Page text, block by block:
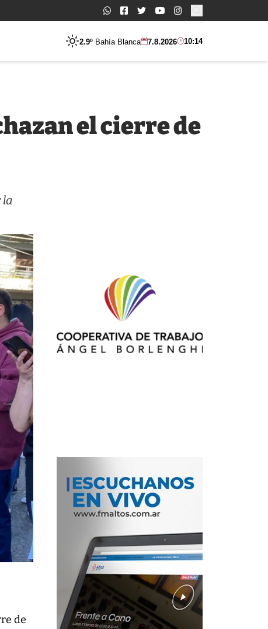
Buscar:
2.9º Bahía Blanca 7.8.2026 10:14
el cierre de
la
de